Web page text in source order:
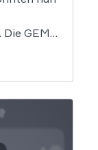
GEMA
KI-